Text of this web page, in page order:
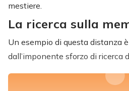
mestiere.
La ricerca sulla
Un esempio di questa distanza
dall’imponente sforzo di ricerca